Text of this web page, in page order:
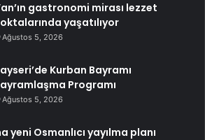
gastronomi mirası lezzet
yaşatılıyor
Ağustos 5, 2026
Kurban Bayramı
Programı
Ağustos 5, 2026
yeni Osmanlıcı yayılma planı